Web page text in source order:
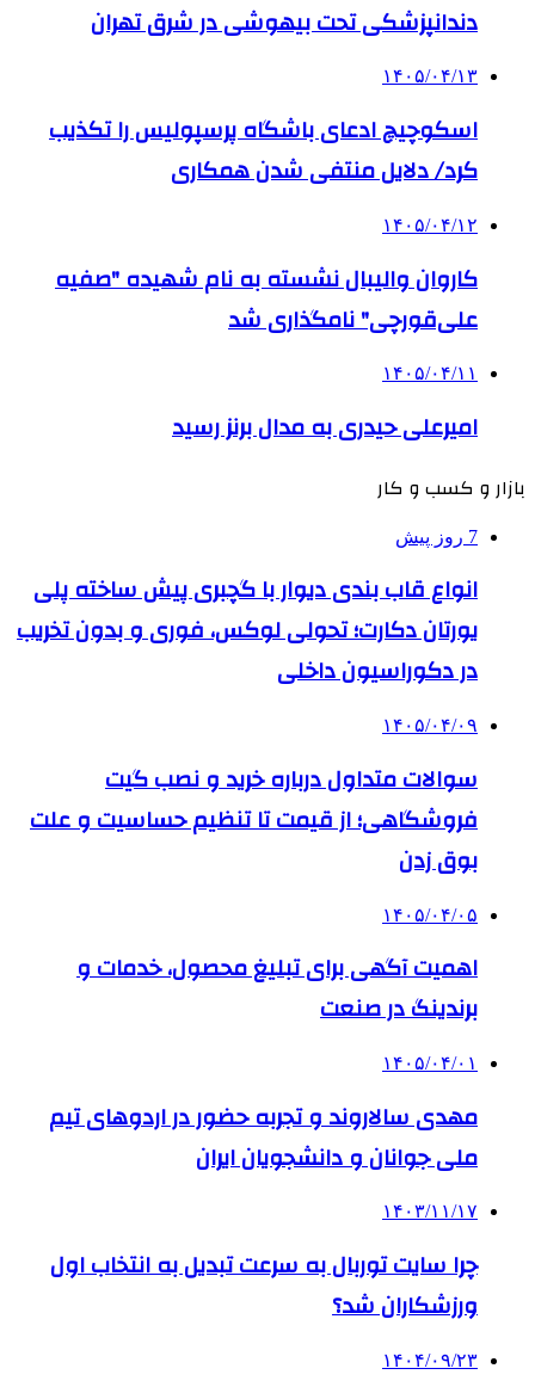
دندانپزشکی تحت بیهوشی در شرق تهران
۱۴۰۵/۰۴/۱۳
اسکوچیچ ادعای باشگاه پرسپولیس را تکذیب
کرد/ دلایل منتفی شدن همکاری
۱۴۰۵/۰۴/۱۲
کاروان والیبال نشسته به نام شهیده "صفیه
علی‌قورچی" نامگذاری شد
۱۴۰۵/۰۴/۱۱
امیرعلی حیدری به مدال برنز رسید
بازار و کسب و کار
7 روز پیش
انواع قاب بندی دیوار با گچبری پیش ساخته پلی
یورتان دکارت؛ تحولی لوکس، فوری و بدون تخریب
در دکوراسیون داخلی
۱۴۰۵/۰۴/۰۹
سوالات متداول درباره خرید و نصب گیت
فروشگاهی؛ از قیمت تا تنظیم حساسیت و علت
بوق زدن
۱۴۰۵/۰۴/۰۵
اهمیت آگهی برای تبلیغ محصول، خدمات و
برندینگ در صنعت
۱۴۰۵/۰۴/۰۱
مهدی سالاروند و تجربه حضور در اردوهای تیم
ملی جوانان و دانشجویان ایران
۱۴۰۳/۱۱/۱۷
چرا سایت توربال به ‌سرعت تبدیل به انتخاب اول
ورزشکاران شد؟
۱۴۰۴/۰۹/۲۳